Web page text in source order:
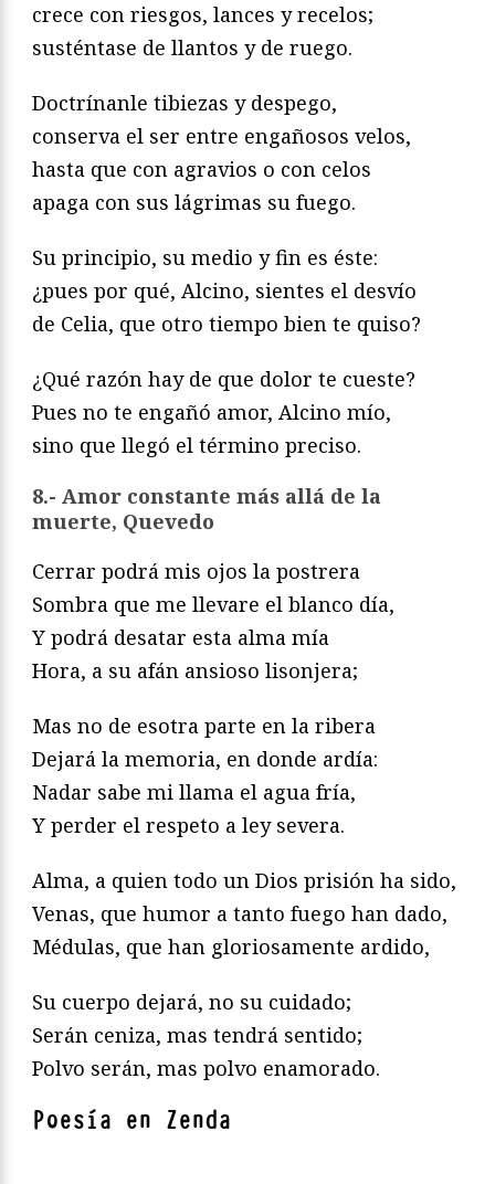
crece con riesgos, lances y recelos;
susténtase de llantos y de ruego.
Doctrínanle tibiezas y despego,
conserva el ser entre engañosos velos,
hasta que con agravios o con celos
apaga con sus lágrimas su fuego.
Su principio, su medio y fin es éste:
¿pues por qué, Alcino, sientes el desvío
de Celia, que otro tiempo bien te quiso?
¿Qué razón hay de que dolor te cueste?
Pues no te engañó amor, Alcino mío,
sino que llegó el término preciso.
8.- Amor constante más allá de la
muerte, Quevedo
Cerrar podrá mis ojos la postrera
Sombra que me llevare el blanco día,
Y podrá desatar esta alma mía
Hora, a su afán ansioso lisonjera;
Mas no de esotra parte en la ribera
Dejará la memoria, en donde ardía:
Nadar sabe mi llama el agua fría,
Y perder el respeto a ley severa.
Alma, a quien todo un Dios prisión ha sido,
Venas, que humor a tanto fuego han dado,
Médulas, que han gloriosamente ardido,
Su cuerpo dejará, no su cuidado;
Serán ceniza, mas tendrá sentido;
Polvo serán, mas polvo enamorado.
Poesía en Zenda